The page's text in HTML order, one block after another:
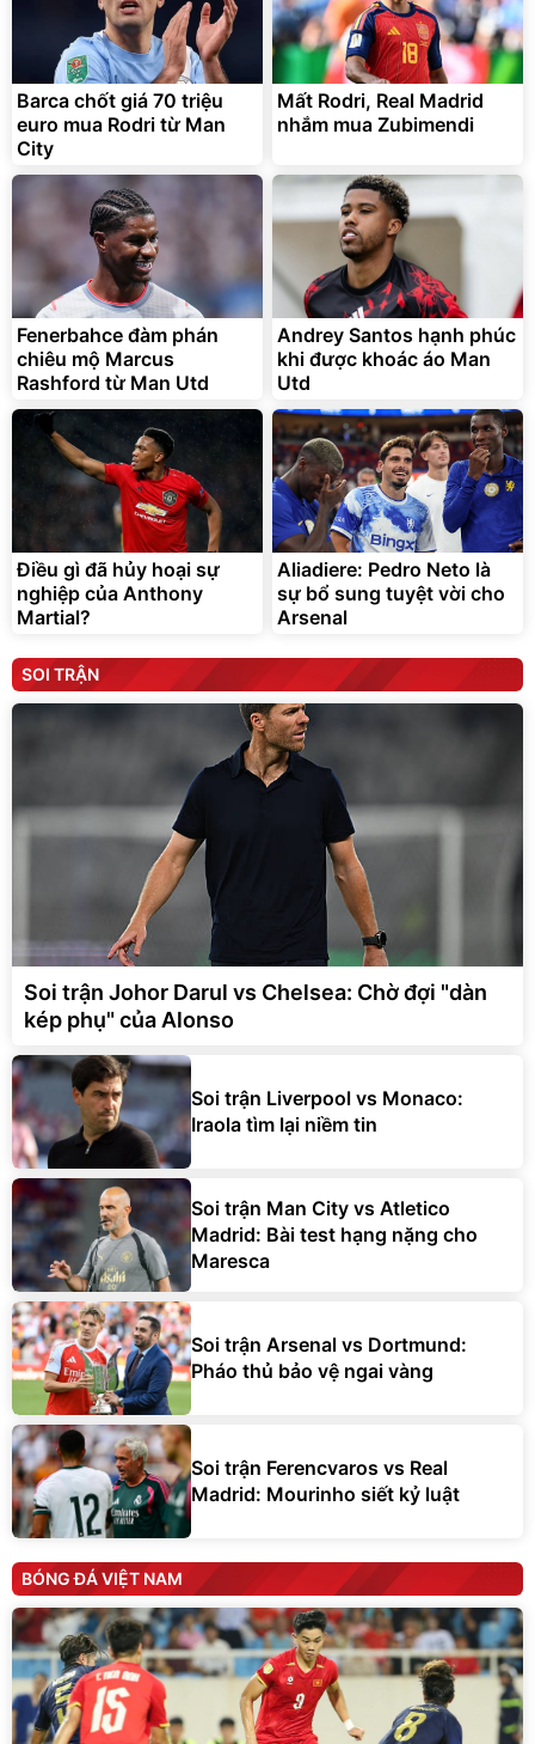
Barca chốt giá 70 triệu
euro mua Rodri từ Man
City
Mất Rodri, Real Madrid
nhắm mua Zubimendi
Fenerbahce đàm phán
chiêu mộ Marcus
Rashford từ Man Utd
Andrey Santos hạnh phúc
khi được khoác áo Man
Utd
Điều gì đã hủy hoại sự
nghiệp của Anthony
Martial?
Aliadiere: Pedro Neto là
sự bổ sung tuyệt vời cho
Arsenal
SOI TRẬN
Soi trận Johor Darul vs Chelsea: Chờ đợi "dàn
kép phụ" của Alonso
Soi trận Liverpool vs Monaco:
Iraola tìm lại niềm tin
Soi trận Man City vs Atletico
Madrid: Bài test hạng nặng cho
Maresca
Soi trận Arsenal vs Dortmund:
Pháo thủ bảo vệ ngai vàng
Soi trận Ferencvaros vs Real
Madrid: Mourinho siết kỷ luật
BÓNG ĐÁ VIỆT NAM